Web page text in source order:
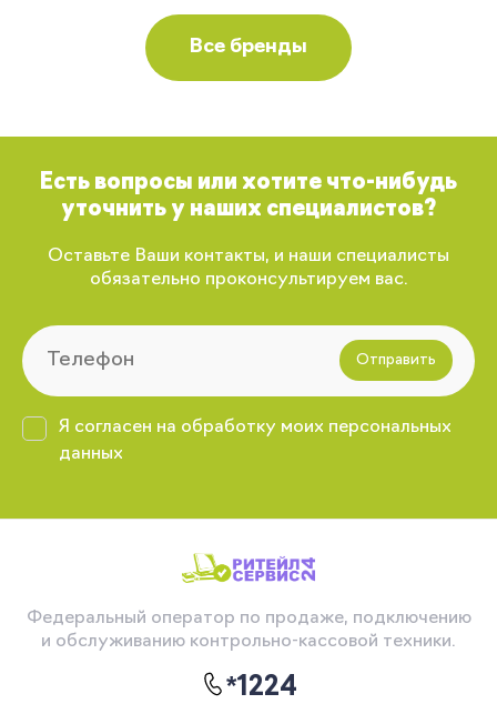
Все бренды
Есть вопросы или хотите что-нибудь
уточнить у наших специалистов?
Оставьте Ваши контакты, и наши специалисты
обязательно проконсультируем вас.
Отправить
Я согласен на обработку моих персональных
данных
Федеральный оператор по продаже, подключению
и обслуживанию контрольно-кассовой техники.
*1224